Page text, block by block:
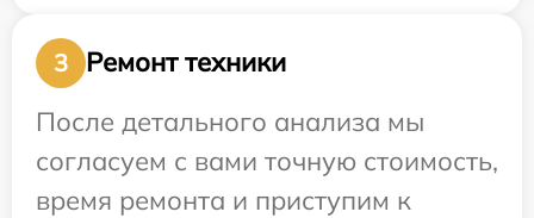
3
Ремонт техники
После детального анализа мы
согласуем с вами точную стоимость,
время ремонта и приступим к